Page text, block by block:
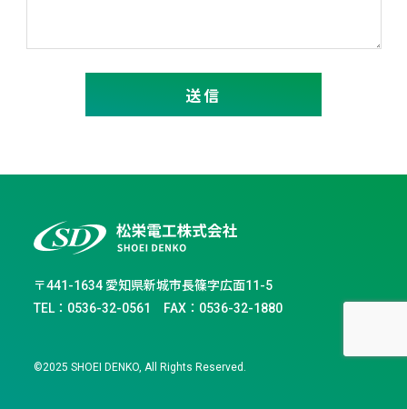
〒441-1634 愛知県新城市長篠字広面11-5
TEL：0536-32-0561 FAX：0536-32-1880
©2025 SHOEI DENKO, All Rights Reserved.